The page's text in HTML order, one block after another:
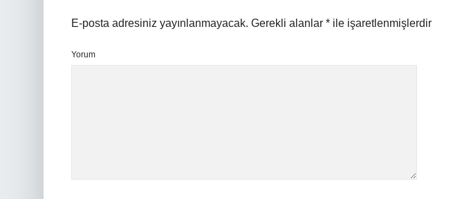
E-posta adresiniz yayınlanmayacak. Gerekli alanlar * ile işaretlenmişlerdir
Yorum